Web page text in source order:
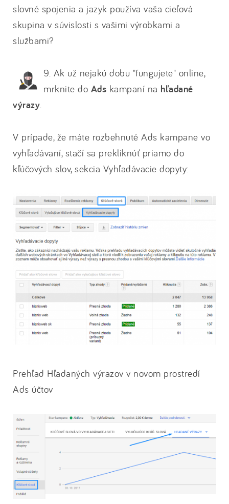
slovné spojenia a jazyk používa vaša cieľová
skupina v súvislosti s vašimi výrobkami a
službami?
9. Ak už nejakú dobu "fungujete" online,
mrknite do Ads kampaní na hľadané
výrazy.
V prípade, že máte rozbehnuté Ads kampane vo
vyhľadávaní, stačí sa prekliknúť priamo do
kľúčových slov, sekcia Vyhľadávacie dopyty:
Prehľad Hľadaných výrazov v novom prostredí
Ads účtov